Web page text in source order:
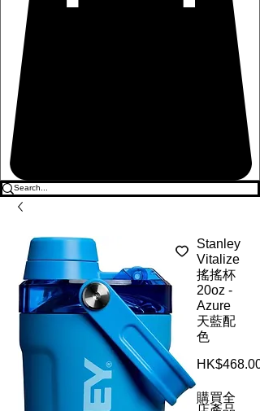
Stanley
Vitalize
搖搖杯
20oz -
Azure
天藍配
色
HK$468.00
購買全